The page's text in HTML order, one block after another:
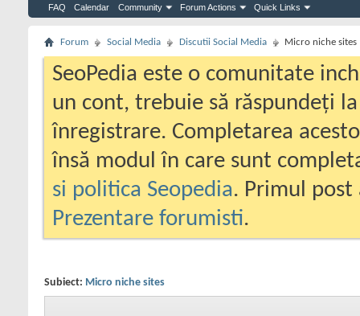
FAQ Calendar Community Forum Actions Quick Links
Forum Social Media Discutii Social Media Micro niche sites
SeoPedia este o comunitate
un cont, trebuie să răspundeți
înregistrare. Completarea
însă modul în care sunt
si politica Seopedia. Primul
Prezentare forumisti.
Subiect: Micro niche sites